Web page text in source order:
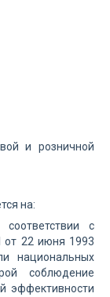
и розничной
на:
с
от 22 июня 1993
национальных
соблюдение
эффективности